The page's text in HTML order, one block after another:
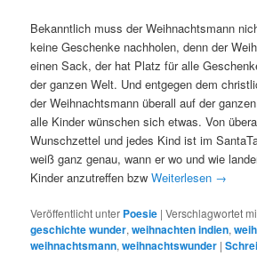
Bekanntlich muss der Weihnachtsmann
keine Geschenke nachholen, denn der
einen Sack, der hat Platz für alle
der ganzen Welt. Und entgegen dem
der Weihnachtsmann überall auf der
alle Kinder wünschen sich etwas. Von
Wunschzettel und jedes Kind ist im
weiß ganz genau, wann er wo und wie
Kinder anzutreffen bzwWeiterlesen →
Veröffentlicht unter Poesie |Verschlagwortet
geschichte wunder,weihnachten indien,
weihnachtsmann,weihnachtswunder |